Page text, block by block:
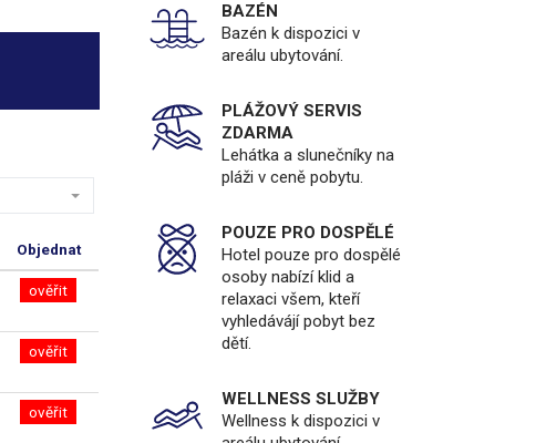
Objednat
ověřit
ověřit
ověřit
BAZÉN
Bazén k dispozici v
areálu ubytování.
PLÁŽOVÝ SERVIS
ZDARMA
Lehátka a slunečníky na
pláži v ceně pobytu.
POUZE PRO DOSPĚLÉ
Hotel pouze pro dospělé
osoby nabízí klid a
relaxaci všem, kteří
vyhledávájí pobyt bez
dětí.
WELLNESS SLUŽBY
Wellness k dispozici v